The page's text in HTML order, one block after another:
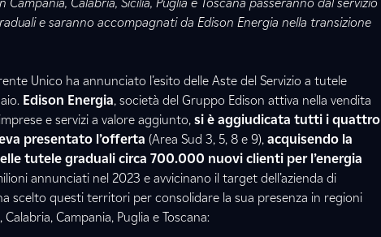
Calabria, Sicilia, Puglia e Toscana passeranno dal servizio
e saranno accompagnati da Edison Energia nella transizione
Unico ha annunciato l’esito delle Aste del Servizio a tutele
Edison Energia, società del Gruppo Edison attiva nella vendita
e servizi a valore aggiunto, si è aggiudicata tutti i quattro
presentato l’offerta (Area Sud 3, 5, 8 e 9), acquisendo la
tutele graduali circa 700.000 nuovi clienti per l’energia
annunciati nel 2023 e avvicinano il target dell’azienda di
scelto questi territori per consolidare la sua presenza in regioni
Campania, Puglia e Toscana: